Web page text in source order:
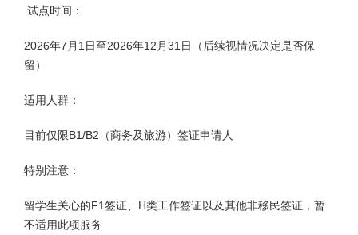
试点时间：
2026年7月1日至2026年12月31日（后续视情况决定是否保
留）
适用人群：
目前仅限B1/B2（商务及旅游）签证申请人
特别注意：
留学生关心的F1签证、H类工作签证以及其他非移民签证，暂
不适用此项服务